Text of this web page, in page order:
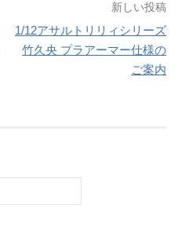
新しい投稿
1/12アサルトリリィシリーズ
竹久央 プラアーマー仕様の
ご案内